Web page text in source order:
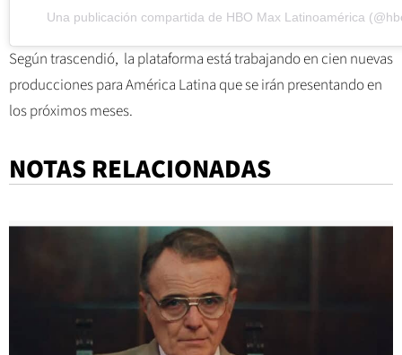
Una publicación compartida de HBO Max Latinoamérica
Según trascendió, la plataforma está trabajando en cien nuevas
producciones para América Latina que se irán presentando en
los próximos meses.
NOTAS RELACIONADAS